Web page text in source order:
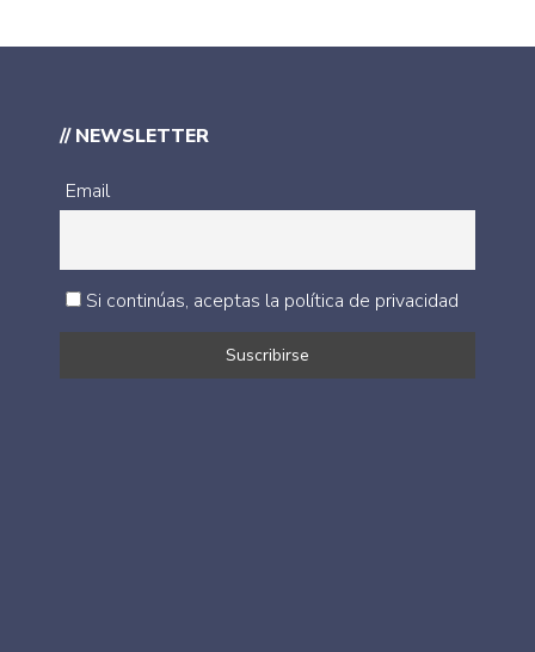
// NEWSLETTER
Email
Si continúas, aceptas la política de privacidad